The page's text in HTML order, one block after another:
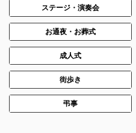
身長：152cm
ステージ・演奏会
お通夜・お葬式
成人式
街歩き
弔事